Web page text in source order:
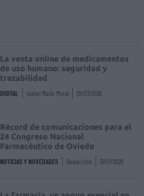
La venta online de medicamentos
de uso humano: seguridad y
trazabilidad
DIGITAL Isabel Marín Moral 28/07/2026
Récord de comunicaciones para el
24 Congreso Nacional
Farmacéutico de Oviedo
NOTICIAS Y NOVEDADES Redacción 31/07/2026